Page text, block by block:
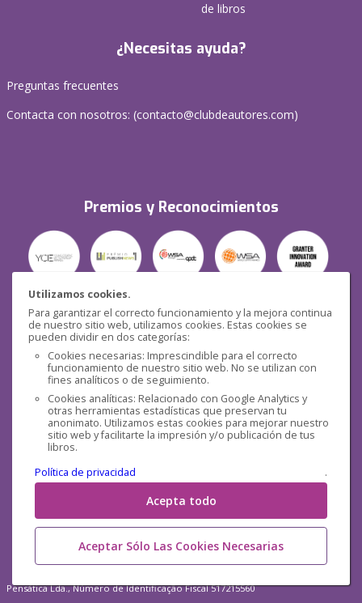
Utilizamos cookies.
Para garantizar el correcto funcionamiento y la mejora continua
de nuestro sitio web, utilizamos cookies. Estas cookies se
pueden dividir en dos categorías:
Cookies necesarias: Imprescindible para el correcto
funcionamiento de nuestro sitio web. No se utilizan con
fines analíticos o de seguimiento.
Cookies analíticas: Relacionado con Google Analytics y
otras herramientas estadísticas que preservan tu
anonimato. Utilizamos estas cookies para mejorar nuestro
sitio web y facilitarte la impresión y/o publicación de tus
libros.
Política de privacidad
.
Acepta todo
Aceptar Sólo Las Cookies Necesarias
de libros
¿Necesitas ayuda?
Preguntas frecuentes
Contacta con nosotros: (contacto@clubdeautores.com)
Premios y Reconocimientos
Seguridad
Redes sociales
Pensática Lda., Número de Identificação Fiscal 517215560